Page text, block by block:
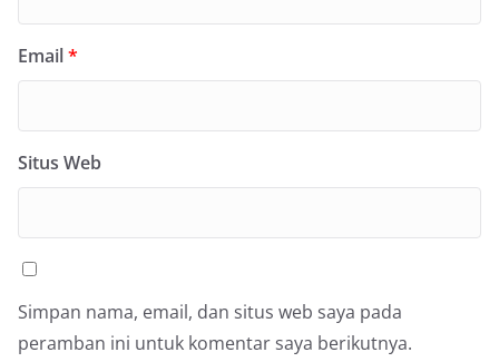
Email*
Situs Web
Simpan nama, email, dan situs web saya pada
peramban ini untuk komentar saya berikutnya.